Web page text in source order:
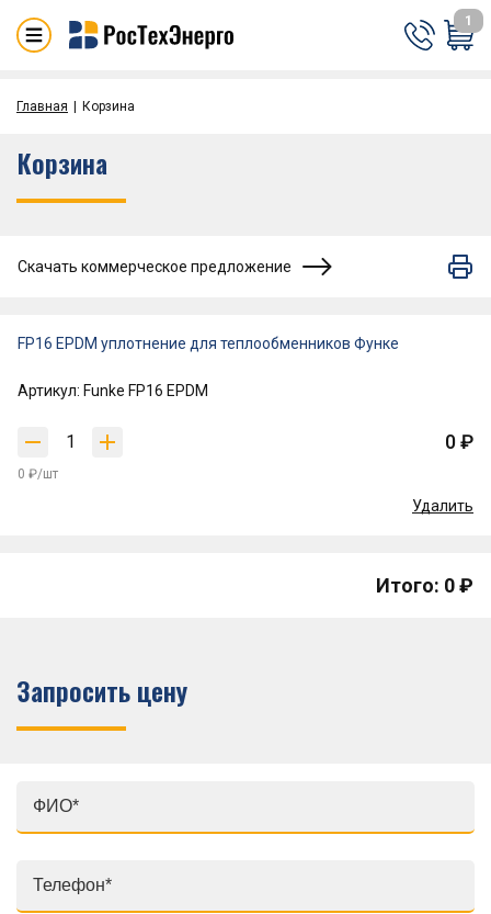
1
Главная Корзина
Корзина
Скачать коммерческое предложение
FP16 EPDM уплотнение для теплообменников Функе
Артикул: Funke FP16 EPDM
0 ₽
0 ₽/шт
Удалить
Итого: 0 ₽
Запросить цену